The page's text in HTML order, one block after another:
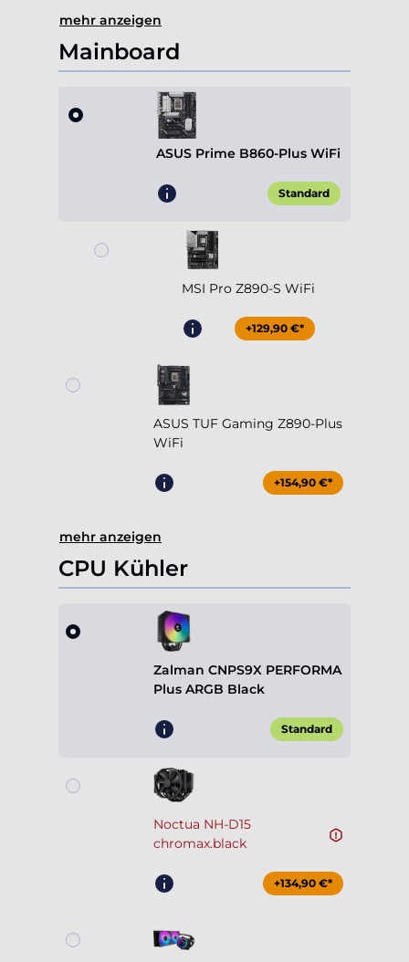
mehr anzeigen
Mainboard
ASUS Prime B860-Plus WiFi
Standard
MSI Pro Z890-S WiFi
+129,90 €*
ASUS TUF Gaming Z890-Plus
WiFi
+154,90 €*
mehr anzeigen
CPU Kühler
Zalman CNPS9X PERFORMA
Plus ARGB Black
Standard
Noctua NH-D15
chromax.black
+134,90 €*